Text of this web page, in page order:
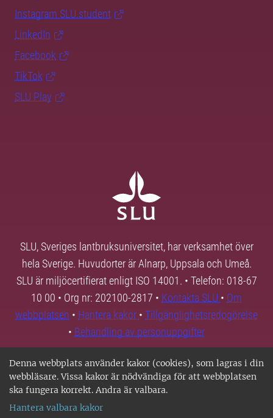
Denna webbplats använder kakor (cookies), som lagras i din
webbläsare. Vissa kakor är nödvändiga för att webbplatsen
ska fungera korrekt. Andra är valbara.
Hantera valbara kakor
Instagram SLU.student
LinkedIn
Facebook
TikTok
SLU Play
SLU, Sveriges lantbruksuniversitet, har verksamhet över
hela Sverige. Huvudorter är Alnarp, Uppsala och Umeå.
SLU är miljöcertifierat enligt ISO 14001. • Telefon: 018-67
10 00 • Org nr: 202100-2817 • Kontakta SLU • Om
webbplatsen • Hantera kakor • Tillgänglighetsredogörelse
• Behandling av personuppgifter